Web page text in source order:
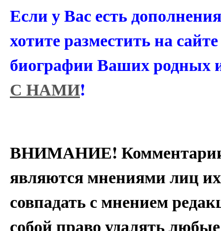
Если у Вас есть
хотите разместить на
биографии Ваших родных
С НАМИ!
ВНИМАНИЕ! Комментарии
являются мнениями лиц
совпадать с мнением
собой право удалять